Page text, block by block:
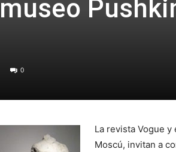
0
La revista Vogue
Moscú, invitan a